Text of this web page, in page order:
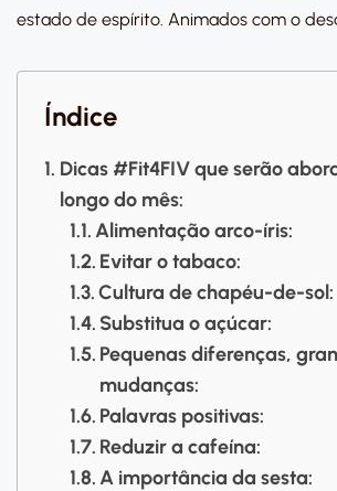
estado de espírito. Animados com o
Índice
Dicas #Fit4FIV que serão
longo do mês:
Alimentação arco-íris:
Evitar o tabaco:
Cultura de chapéu-de-sol:
Substitua o açúcar:
Pequenas diferenças,
mudanças:
Palavras positivas:
Reduzir a cafeína:
A importância da sesta: